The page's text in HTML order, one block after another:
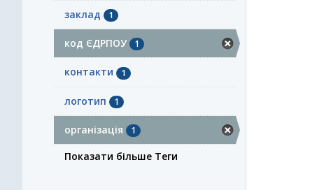
заклад 1
код ЄДРПОУ 1
контакти 1
логотип 1
організація 1
Показати більше Теги